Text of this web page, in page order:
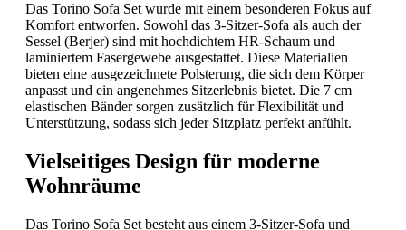
Das Torino Sofa Set wurde mit einem besonderen Fokus auf
Komfort entworfen. Sowohl das 3-Sitzer-Sofa als auch der
Sessel (Berjer) sind mit hochdichtem HR-Schaum und
laminiertem Fasergewebe ausgestattet. Diese Materialien
bieten eine ausgezeichnete Polsterung, die sich dem Körper
anpasst und ein angenehmes Sitzerlebnis bietet. Die 7 cm
elastischen Bänder sorgen zusätzlich für Flexibilität und
Unterstützung, sodass sich jeder Sitzplatz perfekt anfühlt.
Vielseitiges Design für moderne
Wohnräume
Das Torino Sofa Set besteht aus einem 3-Sitzer-Sofa und